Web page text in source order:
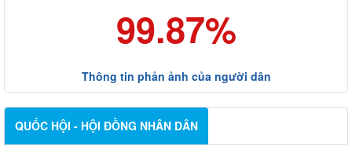
99.87%
Thông tin phản ảnh của người dân
QUỐC HỘI - HỘI ĐỒNG NHÂN DÂN